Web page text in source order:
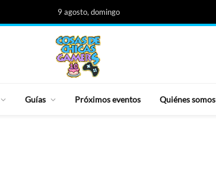
9 agosto, domingo
Guías Próximos eventos Quiénes somos